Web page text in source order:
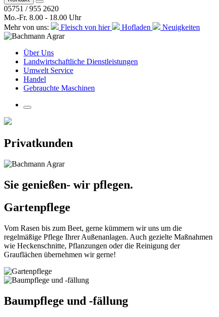
05751 / 955 2620
Mo.-Fr. 8.00 - 18.00 Uhr
Mehr von uns:
Fleisch von hier Hofladen Neuigkeiten
Über Uns
Landwirtschaftliche Dienstleistungen
Umwelt Service
Handel
Gebrauchte Maschinen
Privatkunden
Sie genießen- wir pflegen.
Gartenpflege
Vom Rasen bis zum Beet, gerne kümmern wir uns um die
regelmäßige Pflege Ihrer Außenanlagen. Auch gezielte Maßnahmen
wie Heckenschnitte, Pflanzungen oder die Reinigung der
Grauflächen übernehmen wir gerne!
Baumpflege und -fällung